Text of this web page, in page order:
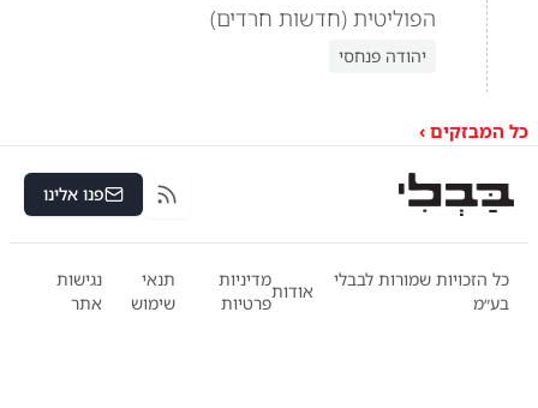
הפוליטית (חדשות חרדים)
יהודה פנחסי
כל המבזקים ›
RSS פנו אלינו
כל הזכויות שמורות לבבלי
בע״מ
אודות
מדיניות
פרטיות
תנאי
שימוש
נגישות
אתר